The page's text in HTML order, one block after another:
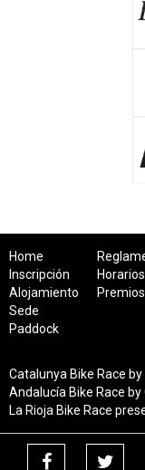
Home
Inscripción
Alojamiento
Sede
Paddock
Horarios
Premios
Catalunya Bike Race
Andalucía Bike Race by
La Rioja Bike Race